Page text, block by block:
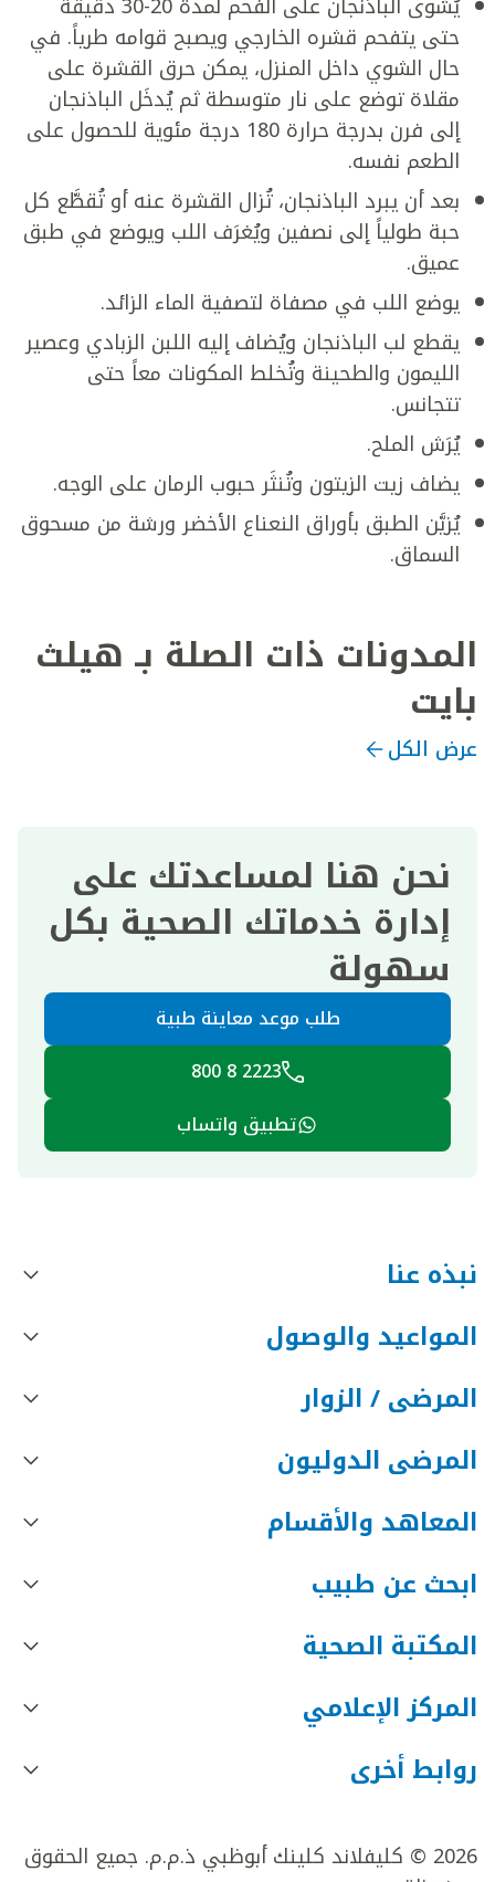
حتى يتفحم قشره الخارجي ويصبح قوامه طرياً. في
حال الشوي داخل المنزل، يمكن حرق القشرة على
مقلاة توضع على نار متوسطة ثم يُدخَل الباذنجان
إلى فرن بدرجة حرارة 180 درجة مئوية للحصول على
الطعم نفسه.
بعد أن يبرد الباذنجان، تُزال القشرة عنه أو تُقطَّع كل
حبة طولياً إلى نصفين ويُغرَف اللب ويوضع في طبق
عميق.
يوضع اللب في مصفاة لتصفية الماء الزائد.
يقطع لب الباذنجان ويُضاف إليه اللبن الزبادي وعصير
الليمون والطحينة وتُخلط المكونات معاً حتى
تتجانس.
يُرَش الملح.
يضاف زيت الزيتون وتُنثَر حبوب الرمان على الوجه.
يُزيَّن الطبق بأوراق النعناع الأخضر ورشة من مسحوق
السماق.
المدونات ذات الصلة بـ هيلث
بايت
عرض الكل
نحن هنا لمساعدتك على
إدارة خدماتك الصحية بكل
سهولة
طلب موعد معاينة طبية
2223 8 800
تطبيق واتساب
نبذه عنا
المواعيد والوصول
المرضى / الزوار
المرضى الدوليون
المعاهد والأقسام
ابحث عن طبيب
المكتبة الصحية
المركز الإعلامي
روابط أخرى
2026 © كليفلاند كلينك أبوظبي ذ.م.م. جميع الحقوق